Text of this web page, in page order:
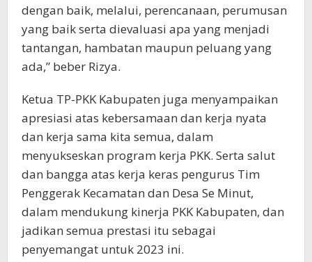
dengan baik, melalui, perencanaan, perumusan
yang baik serta dievaluasi apa yang menjadi
tantangan, hambatan maupun peluang yang
ada,” beber Rizya.
Ketua TP-PKK Kabupaten juga menyampaikan
apresiasi atas kebersamaan dan kerja nyata
dan kerja sama kita semua, dalam
menyukseskan program kerja PKK. Serta salut
dan bangga atas kerja keras pengurus Tim
Penggerak Kecamatan dan Desa Se Minut,
dalam mendukung kinerja PKK Kabupaten, dan
jadikan semua prestasi itu sebagai
penyemangat untuk 2023 ini.